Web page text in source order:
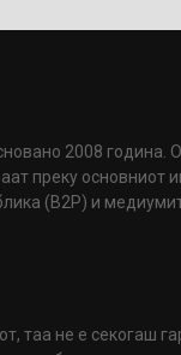
2008 година.
преку
(B2P) и
таа не е секогаш